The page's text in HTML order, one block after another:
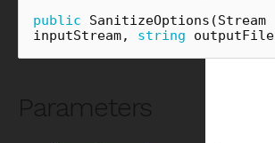
public SanitizeOptions (Stream
inputStream, string outputFile
Parameters